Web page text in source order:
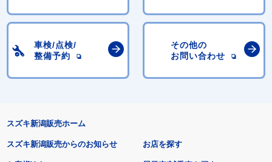
車検/点検/
整備予約
その他の
お問い合わせ
スズキ新潟販売ホーム
スズキ新潟販売からのお知らせ お店を探す